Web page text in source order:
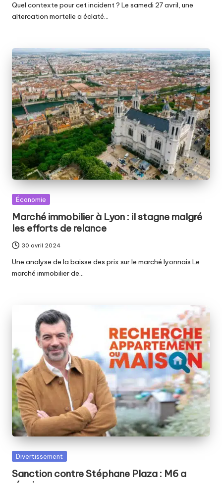
Quel contexte pour cet incident ? Le samedi 27 avril, une
altercation mortelle a éclaté…
Posted
Économie
Marché immobilier à Lyon : il stagne malgré
les efforts de relance
30 avril 2024
Une analyse de la baisse des prix sur le marché lyonnais Le
marché immobilier de…
Posted
Divertissement
Sanction contre Stéphane Plaza : M6 a